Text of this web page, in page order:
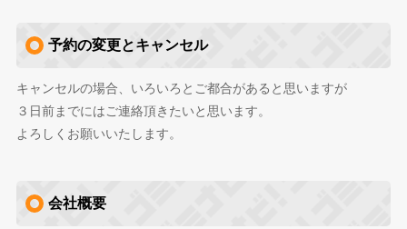
予約の変更とキャンセル
キャンセルの場合、いろいろとご都合があると思いますが
３日前までにはご連絡頂きたいと思います。
よろしくお願いいたします。
会社概要